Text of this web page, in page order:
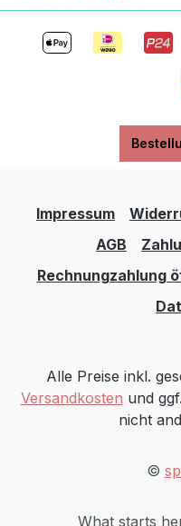
Impressum
AGB
Rechnungzahlung
Alle Preise inkl.
Versandkosten und
nicht
©
What starts